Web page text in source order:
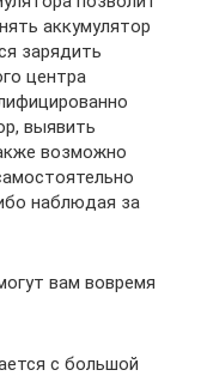
аккумулятор
зарядить
центра
выявить
возможно
наблюдая за
вам вовремя
с большой